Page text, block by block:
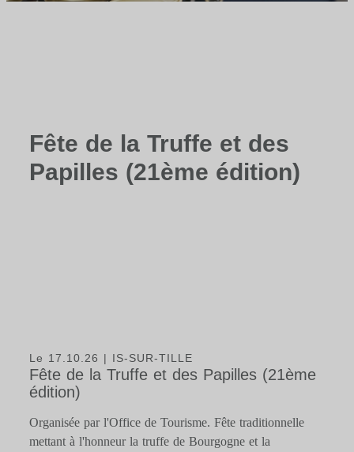
Fête de la Truffe et des
Papilles (21ème édition)
Le 17.10.26 | IS-SUR-TILLE
Fête de la Truffe et des Papilles (21ème
édition)
Organisée par l'Office de Tourisme. Fête traditionnelle
mettant à l'honneur la truffe de Bourgogne et la